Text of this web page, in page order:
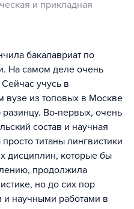
и прикладная
бакалавриат по
На самом деле очень
Сейчас учусь в
вузе из топовых в Москве
Во-первых, очень
состав и научная
титаны лингвистики
дисциплин, которые бы
продолжила
но до сих пор
и научными работами в